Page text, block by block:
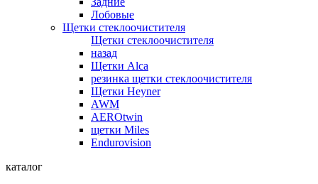
Лобовые
Щетки стеклоочистителя
Щетки стеклоочистителя
назад
Щетки Alca
резинка щетки стеклоочистителя
Щетки Heyner
AWM
AEROtwin
щетки Miles
Endurovision
каталог